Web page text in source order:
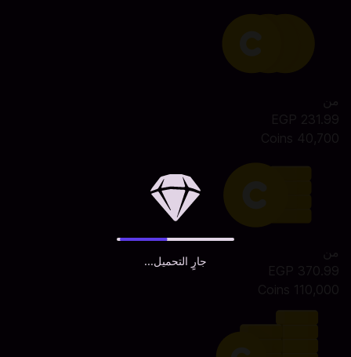
جارٍ التحميل...
من
231.99 EGP
40,700 Coins
من
370.99 EGP
110,000 Coins